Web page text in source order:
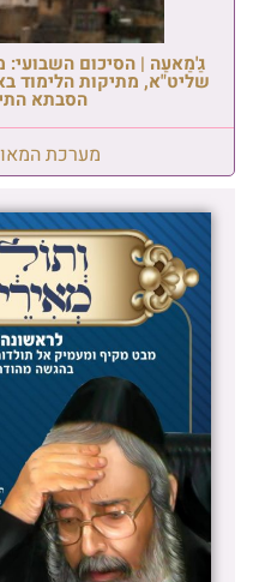
גַ'מַאעַה | הסיכום השבועי:
שליט"א, מתיקות הלימוד
הסבתא
מערכת